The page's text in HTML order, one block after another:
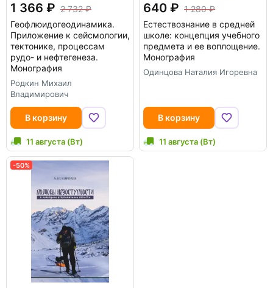
1 366
2 732
Геофлюидогеодинамика.
Приложение к сейсмологии,
тектонике, процессам
рудо- и нефтегенеза.
Монография
Родкин Михаил
Владимирович
В корзину
11 августа (Вт)
640
1 280
Естествознание в средней
школе: концепция учебного
предмета и ее воплощение.
Монография
Одинцова Наталия Игоревна
В корзину
11 августа (Вт)
-50%